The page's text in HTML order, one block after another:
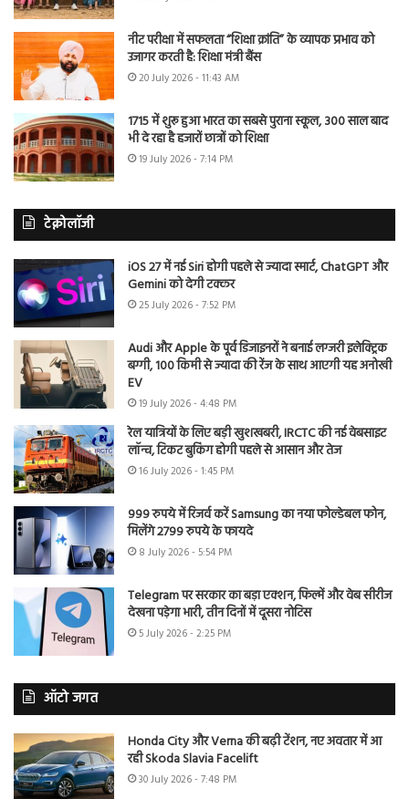
नीट परीक्षा में सफलता “शिक्षा क्रांति” के व्यापक प्रभाव को
उजागर करती है: शिक्षा मंत्री बैंस
20 July 2026 - 11:43 AM
1715 में शुरू हुआ भारत का सबसे पुराना स्कूल, 300 साल बाद
भी दे रहा है हजारों छात्रों को शिक्षा
19 July 2026 - 7:14 PM
टेक्नोलॉजी
iOS 27 में नई Siri होगी पहले से ज्यादा स्मार्ट, ChatGPT और
Gemini को देगी टक्कर
25 July 2026 - 7:52 PM
Audi और Apple के पूर्व डिजाइनरों ने बनाई लग्जरी इलेक्ट्रिक
बग्गी, 100 किमी से ज्यादा की रेंज के साथ आएगी यह अनोखी
EV
19 July 2026 - 4:48 PM
रेल यात्रियों के लिए बड़ी खुशखबरी, IRCTC की नई वेबसाइट
लॉन्च, टिकट बुकिंग होगी पहले से आसान और तेज
16 July 2026 - 1:45 PM
999 रुपये में रिजर्व करें Samsung का नया फोल्डेबल फोन,
मिलेंगे 2799 रुपये के फायदे
8 July 2026 - 5:54 PM
Telegram पर सरकार का बड़ा एक्शन, फिल्में और वेब सीरीज
देखना पड़ेगा भारी, तीन दिनों में दूसरा नोटिस
5 July 2026 - 2:25 PM
ऑटो जगत
Honda City और Verna की बढ़ी टेंशन, नए अवतार में आ
रही Skoda Slavia Facelift
30 July 2026 - 7:48 PM